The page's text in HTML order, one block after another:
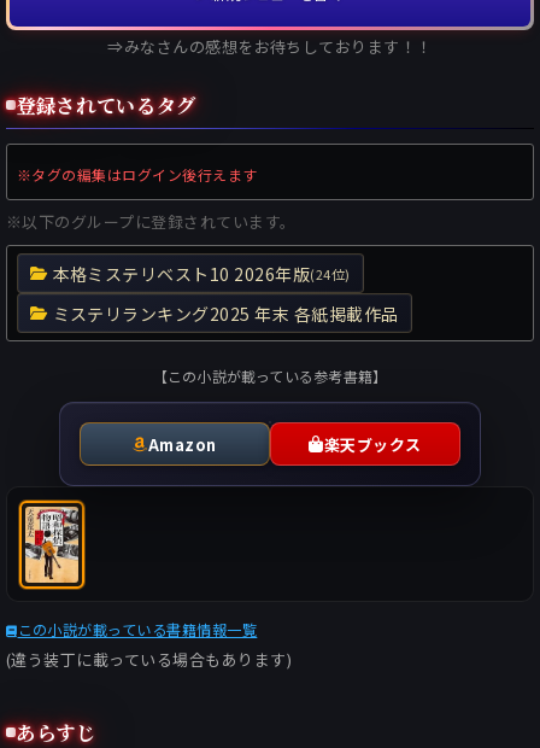
⇒みなさんの感想をお待ちしております！！
登録されているタグ
※タグの編集はログイン後行えます
※以下のグループに登録されています。
本格ミステリベスト10 2026年版(24位)
ミステリランキング2025 年末 各紙掲載作品
【この小説が載っている参考書籍】
Amazon 楽天ブックス
この小説が載っている書籍情報一覧
(違う装丁に載っている場合もあります)
あらすじ